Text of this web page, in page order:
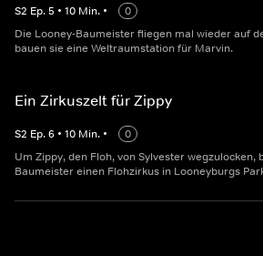
S2 Ep.5 • 10 Min. •
0
Die Looney-Baumeister fliegen mal wieder auf
bauen sie eine Weltraumstation für Marvin.
Ein Zirkuszelt für Zippy
S2 Ep.6 • 10 Min. •
0
Um Zippy, den Floh, von Sylvester wegzulocken,
Baumeister einen Flohzirkus in Looneyburgs